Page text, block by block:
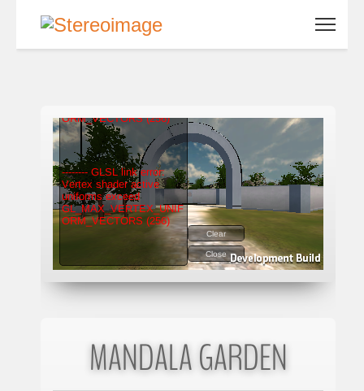
MANDALA GARDEN